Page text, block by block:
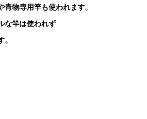
物専用竿も使われます。
な竿は使われず